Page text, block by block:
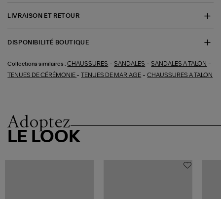
LIVRAISON ET RETOUR
DISPONIBILITÉ BOUTIQUE
Collections similaires : CHAUSSURES -SANDALES -SANDALES A TALON -
TENUES DE CÉRÉMONIE -TENUES DE MARIAGE -CHAUSSURES A TALON
Adoptez
LE LOOK